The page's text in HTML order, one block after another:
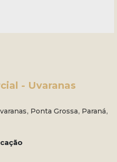
- Uvaranas
, Ponta Grossa, Paraná,